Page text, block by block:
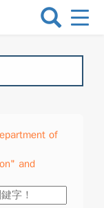
選
換
of
and